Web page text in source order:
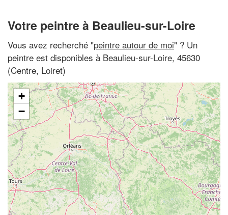
Votre peintre à Beaulieu-sur-Loire
Vous avez recherché "peintre autour de moi" ? Un
peintre est disponibles à Beaulieu-sur-Loire, 45630
(Centre, Loiret)
+
−